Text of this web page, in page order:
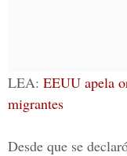
LEA: EEUU apela
migrantes
Desde que se